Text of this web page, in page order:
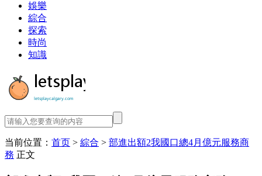
娛樂
綜合
探索
時尚
知識
当前位置： 首页 > 綜合 > 部進出額2我國口總4月億元服務商
務 正文